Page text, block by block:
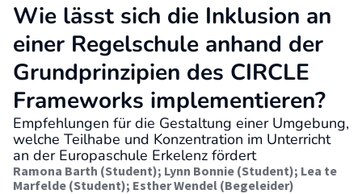
Wie lässt sich die Inklusion an
einer Regelschule anhand der
Grundprinzipien des CIRCLE
Frameworks implementieren?
Empfehlungen für die Gestaltung einer Umgebung,
welche Teilhabe und Konzentration im Unterricht
an der Europaschule Erkelenz fördert
Ramona Barth (Student); Lynn Bonnie (Student); Lea te
Marfelde (Student); Esther Wendel (Begeleider)